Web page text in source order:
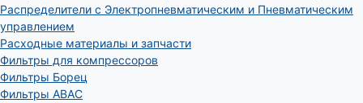
Распределители с Электропневматическим и Пневматическим
управлением
Расходные материалы и запчасти
Фильтры для компрессоров
Фильтры Борец
Фильтры ABAC